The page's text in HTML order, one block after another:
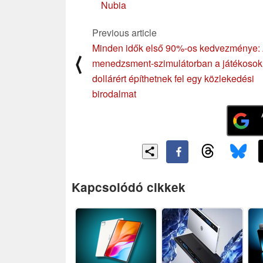
Nubia
⟨
Previous article
Minden idők első 90%-os kedvezménye:
menedzsment-szimulátorban a
dollárért építhetnek fel egy közlekedési
birodalmat
Kapcsolódó cikkek